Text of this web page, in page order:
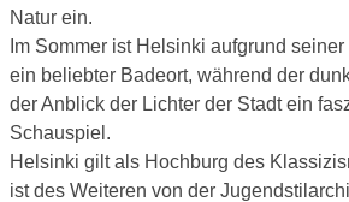
Natur ein.
Im Sommer ist Helsinki aufgrund
ein beliebter Badeort, während der
der Anblick der Lichter der Stadt ein
Schauspiel.
Helsinki gilt als Hochburg des
ist des Weiteren von der